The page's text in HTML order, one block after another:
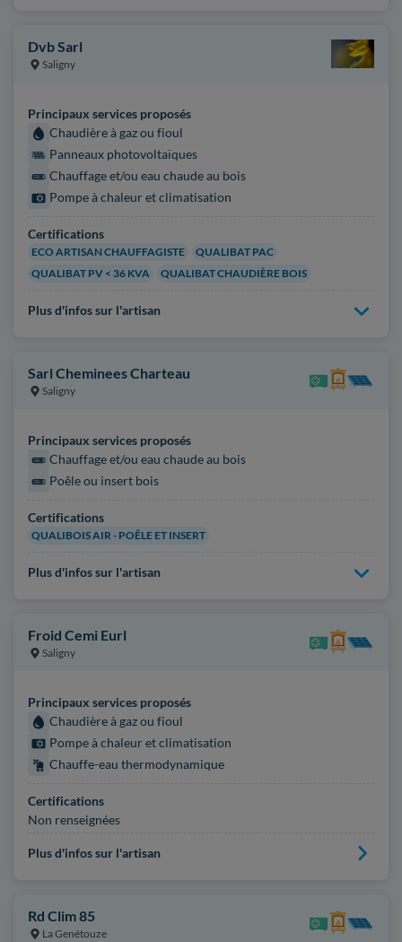
Dvb Sarl
Saligny
Principaux services proposés
Chaudière à gaz ou fioul
Panneaux photovoltaïques
Chauffage et/ou eau chaude au bois
Pompe à chaleur et climatisation
Certifications
ECO ARTISAN CHAUFFAGISTE
QUALIBAT PAC
QUALIBAT PV < 36 KVA
QUALIBAT CHAUDIÈRE BOIS
Plus d'infos sur l'artisan
Sarl Cheminees Charteau
Saligny
Principaux services proposés
Chauffage et/ou eau chaude au bois
Poêle ou insert bois
Certifications
QUALIBOIS AIR - POÊLE ET INSERT
Plus d'infos sur l'artisan
Froid Cemi Eurl
Saligny
Principaux services proposés
Chaudière à gaz ou fioul
Pompe à chaleur et climatisation
Chauffe-eau thermodynamique
Certifications
Non renseignées
Plus d'infos sur l'artisan
Rd Clim 85
La Genétouze